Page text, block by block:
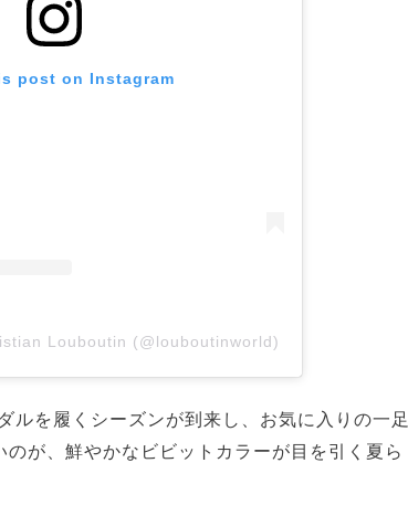
post on Instagram
Louboutin (@louboutinworld)
ルを履くシーズンが到来し、お気に入りの一足
が、鮮やかなビビットカラーが目を引く夏ら